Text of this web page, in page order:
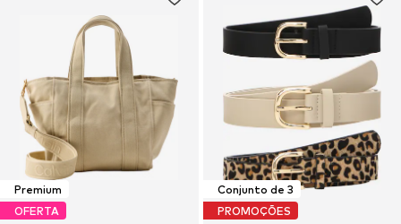
Premium
OFERTA
Conjunto de 3
PROMOÇÕES